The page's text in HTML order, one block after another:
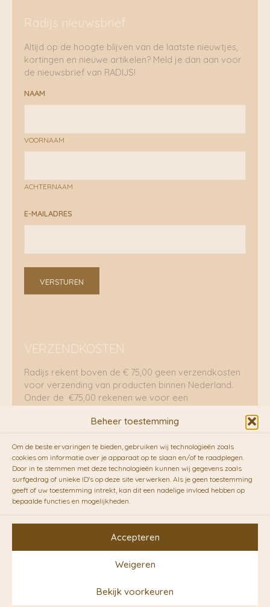
Beheer toestemming
Om de beste ervaringen te bieden, gebruiken wij technologieën zoals
cookies om informatie over je apparaat op te slaan en/of te raadplegen.
Door in te stemmen met deze technologieën kunnen wij gegevens zoals
surfgedrag of unieke ID's op deze site verwerken. Als je geen toestemming
geeft of uw toestemming intrekt, kan dit een nadelige invloed hebben op
bepaalde functies en mogelijkheden.
Accepteren
Weigeren
Bekijk voorkeuren
Radijs nieuwsbrief
Altijd op de hoogte blijven van de laatste nieuwtjes,
kortingen en nieuwe artikelen? Meld je dan aan voor
de nieuwsbrief van RADIJS!
NAAM
VOORNAAM
ACHTERNAAM
E-MAILADRES
VERSTUREN
VERZENDKOSTEN
Radijs rekent boven de € 75,00 geen verzendkosten
voor verzending van producten binnen Nederland.
Onder de €75,00 rekenen we voor een
RADIJS werkt samen met de duurzame bezorgdienst
vanFietskoeriers.nl. Pakketten (mits voorradig) voor
10.00 uur besteld op een doordeweekse dag,
bezorgen zij soms nog op dezelfde dag in de
avonduren! Brievenbuspakjes de volgende dag. En
waar mogelijk ook echt op de fiets!!
Conceptstore | Designed by
Ontwerpunie